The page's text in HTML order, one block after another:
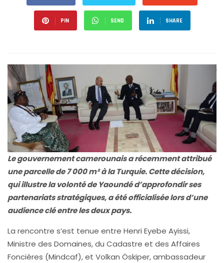
PIN SEND SHARE
Le gouvernement camerounais a récemment attribué
une parcelle de 7 000 m² à la Turquie. Cette décision,
qui illustre la volonté de Yaoundé d’approfondir ses
partenariats stratégiques, a été officialisée lors d’une
audience clé entre les deux pays.
La rencontre s’est tenue entre Henri Eyebe Ayissi,
Ministre des Domaines, du Cadastre et des Affaires
Foncières (Mindcaf), et Volkan Öskiper, ambassadeur